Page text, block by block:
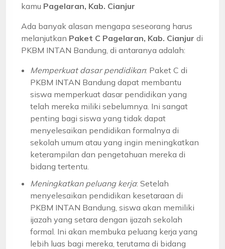
kamu Pagelaran, Kab. Cianjur
Ada banyak alasan mengapa seseorang harus
melanjutkan Paket C Pagelaran, Kab. Cianjur di
PKBM INTAN Bandung, di antaranya adalah:
Memperkuat dasar pendidikan: Paket C di
PKBM INTAN Bandung dapat membantu
siswa memperkuat dasar pendidikan yang
telah mereka miliki sebelumnya. Ini sangat
penting bagi siswa yang tidak dapat
menyelesaikan pendidikan formalnya di
sekolah umum atau yang ingin meningkatkan
keterampilan dan pengetahuan mereka di
bidang tertentu.
Meningkatkan peluang kerja: Setelah
menyelesaikan pendidikan kesetaraan di
PKBM INTAN Bandung, siswa akan memiliki
ijazah yang setara dengan ijazah sekolah
formal. Ini akan membuka peluang kerja yang
lebih luas bagi mereka, terutama di bidang